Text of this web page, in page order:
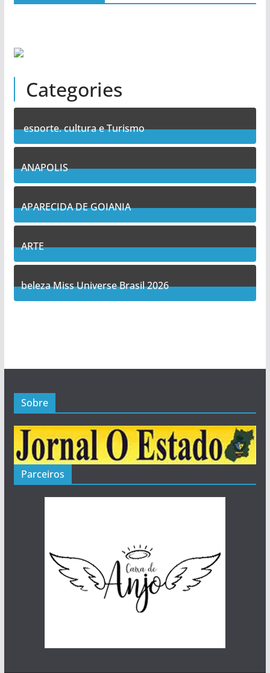
Categories
esporte, cultura e Turismo
7Posts
ANAPOLIS
11Posts
APARECIDA DE GOIANIA
13Posts
ARTE
5Posts
beleza Miss Universe Brasil 2026
Sobre
Parceiros